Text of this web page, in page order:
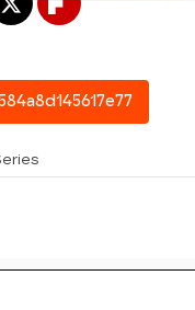
X Flipboard